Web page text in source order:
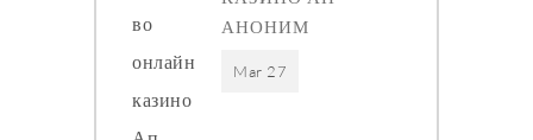
АНОНИМ
Mar 27